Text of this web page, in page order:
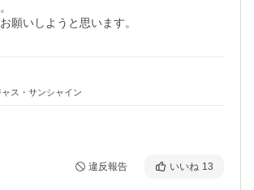
願いしようと思います。
ス・サンシャイン
違反報告 いいね 13